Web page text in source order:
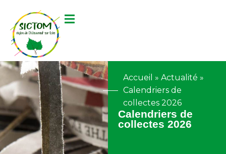
Accueil » Actualité »
Calendriers de
collectes 2026
Calendriers de
collectes 2026